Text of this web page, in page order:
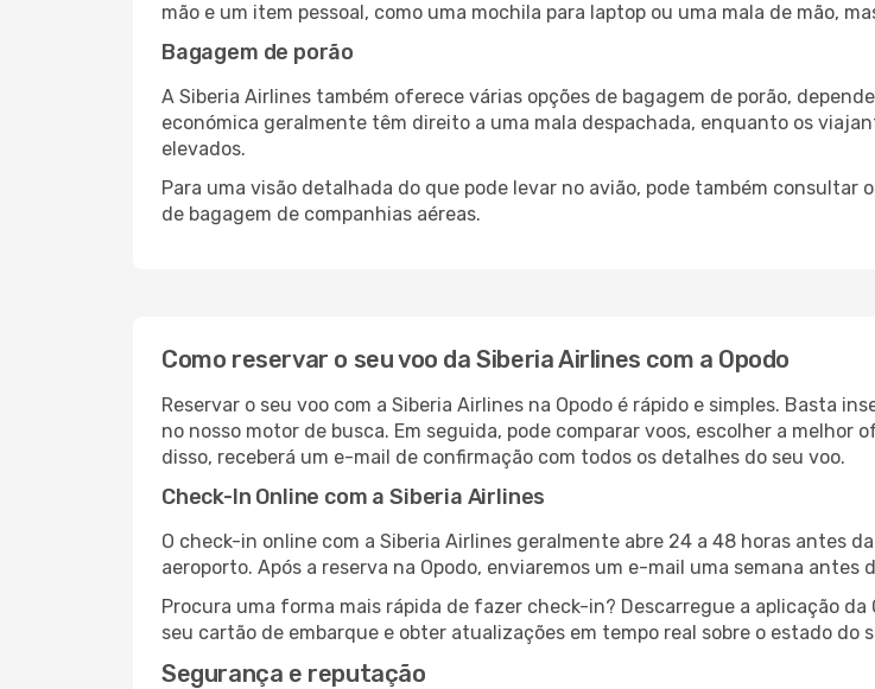
mão e um item pessoal, como uma mochila para laptop ou uma mala de mão,
Bagagem de porão
A Siberia Airlines também oferece várias opções de bagagem de porão,
económica geralmente têm direito a uma mala despachada, enquanto os
elevados.
Para uma visão detalhada do que pode levar no avião, pode também
de bagagem de companhias aéreas.
Como reservar o seu voo da Siberia Airlines com a Opodo
Reservar o seu voo com a Siberia Airlines na Opodo é rápido e simples. Basta
no nosso motor de busca. Em seguida, pode comparar voos, escolher a
disso, receberá um e-mail de confirmação com todos os detalhes do seu voo.
Check-In Online com a Siberia Airlines
O check-in online com a Siberia Airlines geralmente abre 24 a 48 horas antes
aeroporto. Após a reserva na Opodo, enviaremos um e-mail uma semana
Procura uma forma mais rápida de fazer check-in? Descarregue a aplicação
seu cartão de embarque e obter atualizações em tempo real sobre o estado do
Segurança e reputação